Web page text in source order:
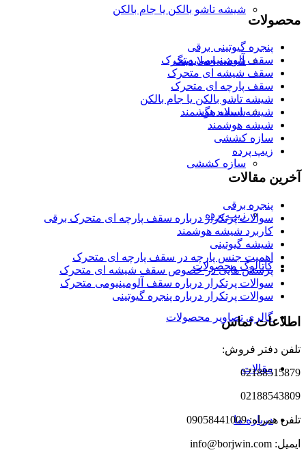
شیشه تاشو بالکن یا جام بالکن
شیشه اسلایدینگ
شیشه هوشمند
سازه کششی
زیپ پرده
کاتالوگ محصولات
گالری تصاویر محصولات
مقالات
درباره ما
محصولات
پنجره گیوتینی برقی
سقف آلومینیومی متحرک
سقف شیشه ای متحرک
سقف پارچه ای متحرک
شیشه تاشو بالکن یا جام بالکن
شیشه اسلایدینگ
شیشه هوشمند
سازه کششی
زیپ پرده
آخرین مقالات
پنجره برقی
سوالات پرتکرار درباره سقف پارچه ای متحرک برقی
کاربرد شیشه هوشمند
شیشه گیوتینی
اهمیت جنس پارچه در سقف پارچه ای متحرک
پرسش هایی در خصوص سقف شیشه ای متحرک
سوالات پرتکرار درباره سقف آلومینیومی متحرک
سوالات پرتکرار درباره پنجره گیوتینی
اطلاعات تماس
تلفن دفتر فروش:
02188515879
02188543809
تلفن همراه: 09058441009
ایمیل: info@borjwin.com